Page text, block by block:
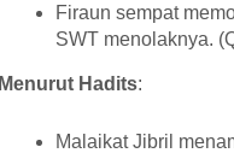
Firaun sempat
SWT menolaknya.
Menurut Hadits:
Malaikat Jibril